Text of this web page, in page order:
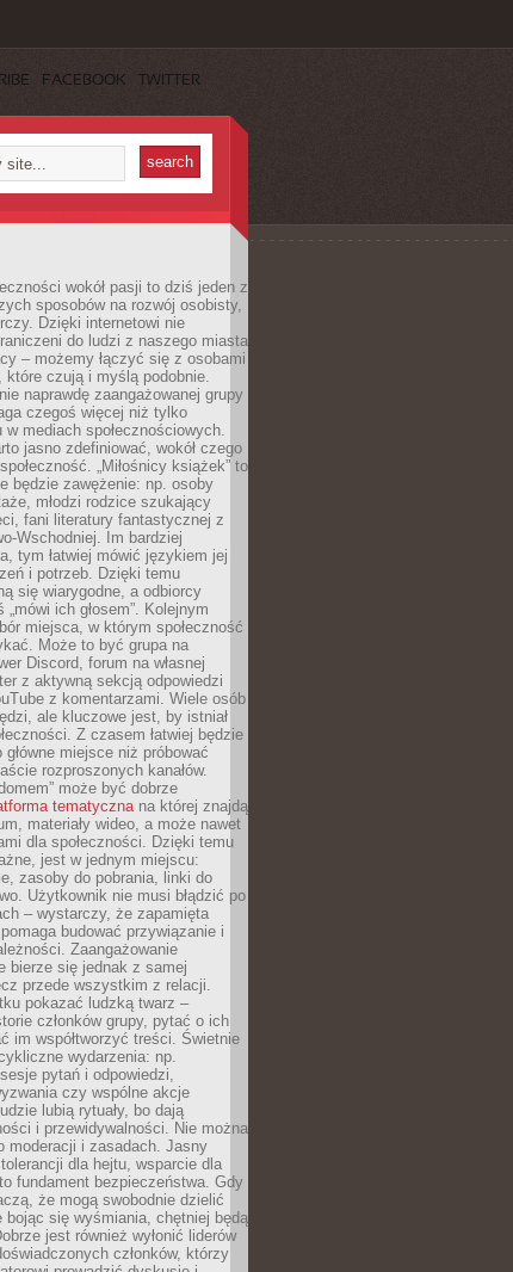
FACEBOOK TWITTER
wokół pasji to dziś jeden z
sposobów na rozwój osobisty,
Dzięki internetowi nie
do ludzi z naszego miasta
– możemy łączyć się z osobami
które czują i myślą podobnie.
naprawdę zaangażowanej grupy
czegoś więcej niż tylko
w mediach społecznościowych.
jasno zdefiniować, wokół czego
„Miłośnicy książek” to
będzie zawężenie: np. osoby
młodzi rodzice szukający
fani literatury fantastycznej z
Wschodniej. Im bardziej
tym łatwiej mówić językiem jej
i potrzeb. Dzięki temu
się wiarygodne, a odbiorcy
ich głosem”. Kolejnym
miejsca, w którym społeczność
Może to być grupa na
Discord, forum na własnej
z aktywną sekcją odpowiedzi
z komentarzami. Wiele osób
ale kluczowe jest, by istniał
Z czasem łatwiej będzie
główne miejsce niż próbować
rozproszonych kanałów.
może być dobrze
tematycznana której znajdą
materiały wideo, a może nawet
dla społeczności. Dzięki temu
jest w jednym miejscu:
zasoby do pobrania, linki do
Użytkownik nie musi błądzić po
– wystarczy, że zapamięta
budować przywiązanie i
Zaangażowanie
bierze się jednak z samej
przede wszystkim z relacji.
pokazać ludzką twarz –
członków grupy, pytać o ich
im współtworzyć treści. Świetnie
wydarzenia: np.
pytań i odpowiedzi,
czy wspólne akcje
lubią rytuały, bo dają
i przewidywalności. Nie można
moderacji i zasadach. Jasny
dla hejtu, wsparcie dla
fundament bezpieczeństwa. Gdy
że mogą swobodnie dzielić
bojąc się wyśmiania, chętniej będą
jest również wyłonić liderów
członków, którzy